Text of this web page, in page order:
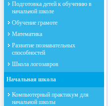
Подготовка детей к обучению в
начальной школе
Обучение грамоте
Математика
Развитие познавательных
способностей
Школа логозавров
Начальная школа
Компьютерный практикум для
начальной школы